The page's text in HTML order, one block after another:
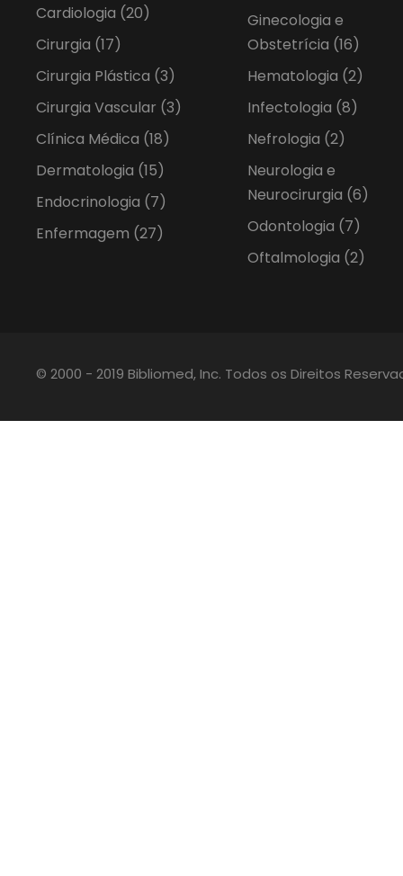
Cardiologia (20)
Cirurgia (17)
Cirurgia Plástica (3)
Cirurgia Vascular (3)
Clínica Médica (18)
Dermatologia (15)
Endocrinologia (7)
Enfermagem (27)
Ginecologia e
Obstetrícia (16)
Hematologia (2)
Infectologia (8)
Nefrologia (2)
Neurologia e
Neurocirurgia (6)
Odontologia (7)
Oftalmologia (2)
© 2000 - 2019 Bibliomed, Inc. Todos os Direitos